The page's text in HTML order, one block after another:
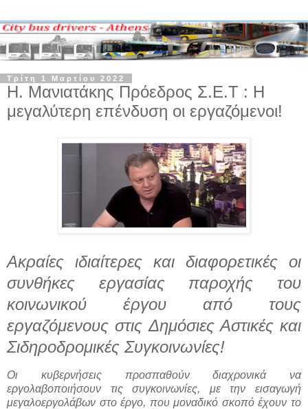
Τρίτη 1 Μαρτίου 2022
Η. Μανιατάκης Πρόεδρος Σ.Ε.Τ : Η
μεγαλύτερη επένδυση οι εργαζόμενοι!
Ακραίες ιδιαίτερες και διαφορετικές οι
συνθήκες εργασίας παροχής του
κοινωνικού έργου από τους
εργαζόμενους στις Δημόσιες Αστικές και
Σιδηροδρομικές Συγκοινωνίες!
Οι κυβερνήσεις προσπαθούν διαχρονικά να
εργολαβοποιήσουν τις συγκοινωνίες, με την εισαγωγή
μεγαλοεργολάβων στο έργο, που μοναδικό σκοπό έχουν το